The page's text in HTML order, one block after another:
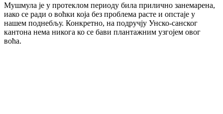
Мушмула је у протеклом периоду била прилично занемарена,
иако се ради о воћки која без проблема расте и опстаје у
нашем поднебљу. Конкретно, на подручју Унско-санског
кантона нема никога ко се бави плантажним узгојем овог
воћа.